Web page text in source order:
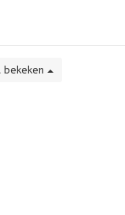
bekeken